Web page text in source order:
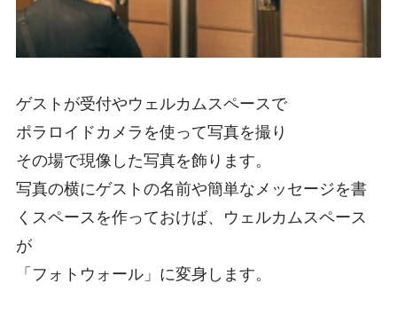
ゲストが受付やウェルカムスペースで
ポラロイドカメラを使って写真を撮り
その場で現像した写真を飾ります。
写真の横にゲストの名前や簡単なメッセージを書
くスペースを作っておけば、ウェルカムスペース
が
「フォトウォール」に変身します。